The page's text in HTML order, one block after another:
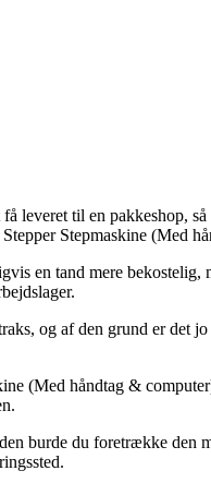
til en pakkeshop,
Stepmaskine (Med
en tand mere
og af den grund er det
(Med håndtag &
burde du foretrække den